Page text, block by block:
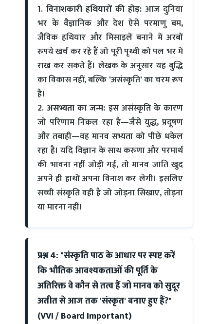
1. विनाशकारी हथियारों की होड़: आज दुनिया
भर के वैज्ञानिक और देश ऐसे परमाणु बम,
जैविक हथियार और मिसाइलें बनाने में अरबों
रुपये खर्च कर रहे हैं जो पूरी पृथ्वी को पल भर में
राख कर सकते हैं। लेखक के अनुसार यह बुद्धि
का विकास नहीं, बल्कि 'असंस्कृति' का चरम रूप
है।
2.असभ्यता का जन्म: इस असंस्कृति के कारण
जो परिणाम निकल रहा है—जैसे युद्ध, प्रदूषण
और तबाही—वह मानव सभ्यता को पीछे धकेल
रहा है। यदि विज्ञान के साथ करुणा और परमार्थ
की भावना नहीं जोड़ी गई, तो मानव जाति खुद
अपने ही हाथों अपना विनाश कर लेगी। इसलिए
सच्ची संस्कृति वही है जो जोड़ना सिखाए, तोड़ना
या मारना नहीं।
प्रश्न 4: "संस्कृति पाठ के आधार पर स्पष्ट करें
कि भौतिक आवश्यकताओं की पूर्ति के
अतिरिक्त वे कौन से तत्व हैं जो मानव को सुदूर
अतीत से आज तक 'संस्कृत' बनाए हुए हैं?"
(VVI / Board Important)